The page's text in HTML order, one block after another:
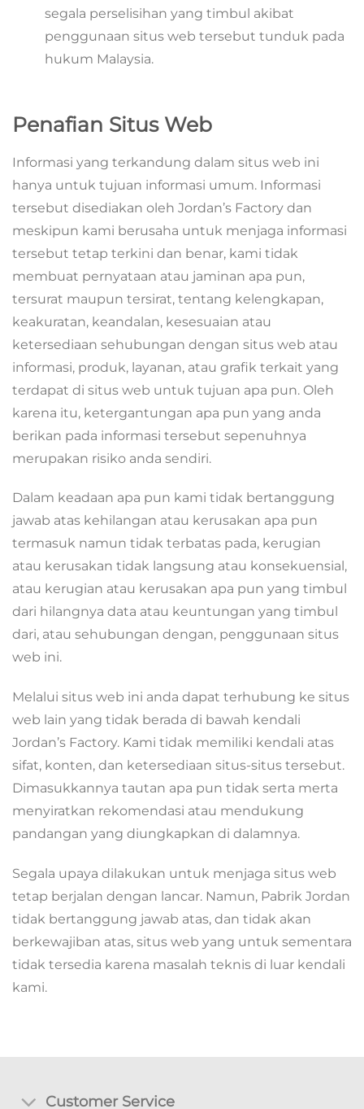
segala perselisihan yang timbul akibat
penggunaan situs web tersebut tunduk pada
hukum Malaysia.
Penafian Situs Web
Informasi yang terkandung dalam situs web ini
hanya untuk tujuan informasi umum. Informasi
tersebut disediakan oleh Jordan’s Factory dan
meskipun kami berusaha untuk menjaga informasi
tersebut tetap terkini dan benar, kami tidak
membuat pernyataan atau jaminan apa pun,
tersurat maupun tersirat, tentang kelengkapan,
keakuratan, keandalan, kesesuaian atau
ketersediaan sehubungan dengan situs web atau
informasi, produk, layanan, atau grafik terkait yang
terdapat di situs web untuk tujuan apa pun. Oleh
karena itu, ketergantungan apa pun yang anda
berikan pada informasi tersebut sepenuhnya
merupakan risiko anda sendiri.
Dalam keadaan apa pun kami tidak bertanggung
jawab atas kehilangan atau kerusakan apa pun
termasuk namun tidak terbatas pada, kerugian
atau kerusakan tidak langsung atau konsekuensial,
atau kerugian atau kerusakan apa pun yang timbul
dari hilangnya data atau keuntungan yang timbul
dari, atau sehubungan dengan, penggunaan situs
web ini.
Melalui situs web ini anda dapat terhubung ke situs
web lain yang tidak berada di bawah kendali
Jordan’s Factory. Kami tidak memiliki kendali atas
sifat, konten, dan ketersediaan situs-situs tersebut.
Dimasukkannya tautan apa pun tidak serta merta
menyiratkan rekomendasi atau mendukung
pandangan yang diungkapkan di dalamnya.
Segala upaya dilakukan untuk menjaga situs web
tetap berjalan dengan lancar. Namun, Pabrik Jordan
tidak bertanggung jawab atas, dan tidak akan
berkewajiban atas, situs web yang untuk sementara
tidak tersedia karena masalah teknis di luar kendali
kami.
Customer Service